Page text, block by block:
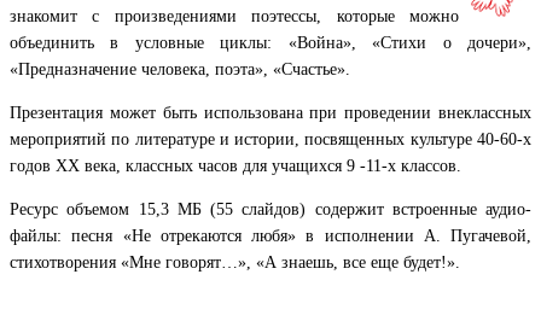
знакомит с произведениями поэтессы, которые можно
объединить в условные циклы: «Война», «Стихи о дочери»,
«Предназначение человека, поэта», «Счастье».
Презентация может быть использована при проведении внеклассных
мероприятий по литературе и истории, посвященных культуре 40-60-х
годов XX века, классных часов для учащихся 9 -11-х классов.
Ресурс объемом 15,3 МБ (55 слайдов) содержит встроенные аудио-
файлы: песня «Не отрекаются любя» в исполнении А. Пугачевой,
стихотворения «Мне говорят…», «А знаешь, все еще будет!».